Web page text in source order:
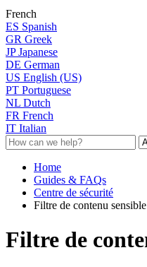
French
ES Spanish
GR Greek
JP Japanese
DE German
US English (US)
PT Portuguese
NL Dutch
FR French
IT Italian
Home
Guides & FAQs
Centre de sécurité
Filtre de contenu sensible
Filtre de